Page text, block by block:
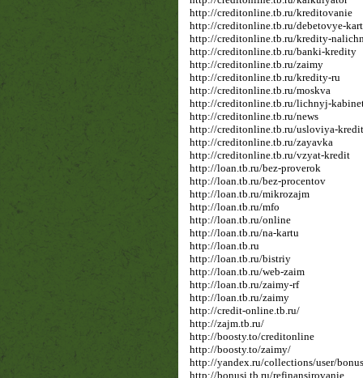
http://creditonline.tb.ru/kreditovanie
http://creditonline.tb.ru/debetovye-
http://creditonline.tb.ru/kredity-
http://creditonline.tb.ru/banki-kredity
http://creditonline.tb.ru/zaimy
http://creditonline.tb.ru/kredity-ru
http://creditonline.tb.ru/moskva
http://creditonline.tb.ru/lichnyj-
http://creditonline.tb.ru/news
http://creditonline.tb.ru/usloviya-
http://creditonline.tb.ru/zayavka
http://creditonline.tb.ru/vzyat-kredit
http://loan.tb.ru/bez-proverok
http://loan.tb.ru/bez-procentov
http://loan.tb.ru/mikrozajm
http://loan.tb.ru/mfo
http://loan.tb.ru/online
http://loan.tb.ru/na-kartu
http://loan.tb.ru
http://loan.tb.ru/bistriy
http://loan.tb.ru/web-zaim
http://loan.tb.ru/zaimy-rf
http://loan.tb.ru/zaimy
http://credit-online.tb.ru/
http://zajm.tb.ru/
http://boosty.to/creditonline
http://boosty.to/zaimy/
http://yandex.ru/collections/user/
http://bonusi.tb.ru/refinansirovanie